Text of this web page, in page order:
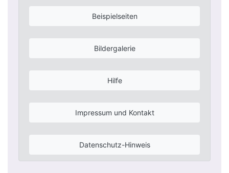
Beispielseiten
Bildergalerie
Hilfe
Impressum und Kontakt
Datenschutz-Hinweis